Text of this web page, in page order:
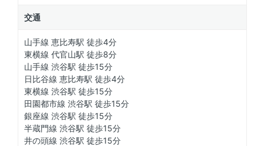
交通
山手線 恵比寿駅 徒歩4分
東横線 代官山駅 徒歩8分
山手線 渋谷駅 徒歩15分
日比谷線 恵比寿駅 徒歩4分
東横線 渋谷駅 徒歩15分
田園都市線 渋谷駅 徒歩15分
銀座線 渋谷駅 徒歩15分
半蔵門線 渋谷駅 徒歩15分
井の頭線 渋谷駅 徒歩15分